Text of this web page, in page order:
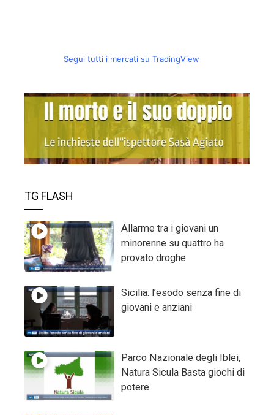
Segui tutti i mercati su TradingView
TG FLASH
Allarme tra i giovani un
minorenne su quattro ha
provato droghe
Sicilia: l’esodo senza fine di
giovani e anziani
Parco Nazionale degli Iblei,
Natura Sicula Basta giochi di
potere